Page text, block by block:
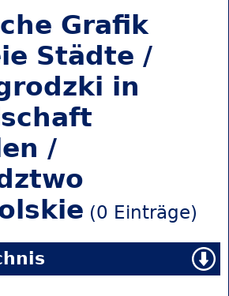
Grafik
Städte /
in
/
(0 Einträge)